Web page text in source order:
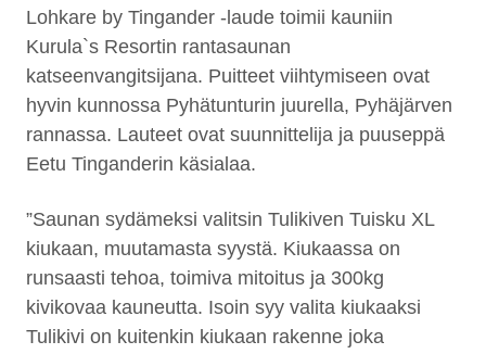
Lohkare by Tingander -laude toimii kauniin
Kurula`s Resortin rantasaunan
katseenvangitsijana. Puitteet viihtymiseen ovat
hyvin kunnossa Pyhätunturin juurella, Pyhäjärven
rannassa. Lauteet ovat suunnittelija ja puuseppä
Eetu Tinganderin käsialaa.
”Saunan sydämeksi valitsin Tulikiven Tuisku XL
kiukaan, muutamasta syystä. Kiukaassa on
runsaasti tehoa, toimiva mitoitus ja 300kg
kivikovaa kauneutta. Isoin syy valita kiukaaksi
Tulikivi on kuitenkin kiukaan rakenne joka